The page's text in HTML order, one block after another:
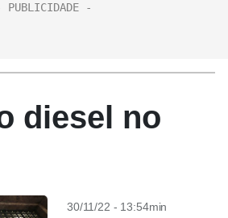
diesel no
30/11/22 - 13:54min